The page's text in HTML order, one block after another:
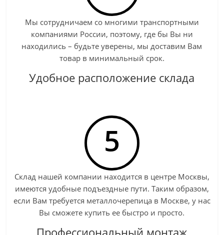
Мы сотрудничаем со многими транспортными
компаниями России, поэтому, где бы Вы ни
находились – будьте уверены, мы доставим Вам
товар в минимальный срок.
Удобное расположение склада
5
Склад нашей компании находится в центре Москвы,
имеются удобные подъездные пути. Таким образом,
если Вам требуется металлочерепица в Москве, у нас
Вы сможете купить ее быстро и просто.
Профессиональный монтаж